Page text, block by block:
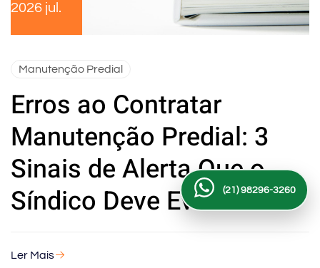
2026 jul.
Manutenção Predial
Erros ao Contratar
Manutenção Predial: 3
Sinais de Alerta Que o
Síndico Deve Evitar
Ler Mais
(21) 98296-3260